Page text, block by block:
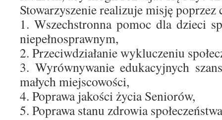
Stowarzyszenie realizuje misję poprzez
1. Wszechstronna pomoc dla dzieci
niepełnosprawnym,
2. Przeciwdziałanie wykluczeniu
3. Wyrównywanie edukacyjnych
małych miejscowości,
4. Poprawa jakości życia Seniorów,
5. Poprawa stanu zdrowia